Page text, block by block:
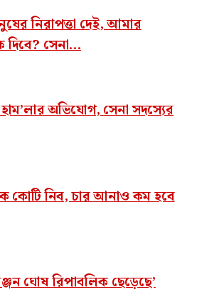
নিরাপত্তা দেই, আমার
দিবে? সেনা...
অভিযোগ, সেনা সদস্যের
কোটি নিব, চার আনাও কম হবে
ঘোষ রিপাবলিক ছেড়েছে’